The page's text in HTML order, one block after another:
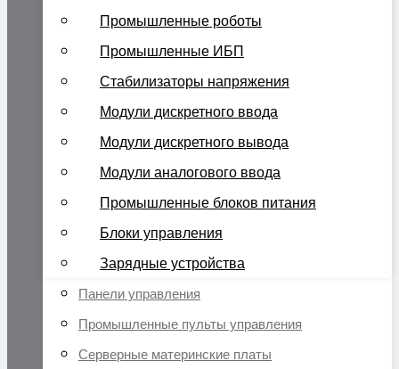
Промышленные роботы
Промышленные ИБП
Стабилизаторы напряжения
Модули дискретного ввода
Модули дискретного вывода
Модули аналогового ввода
Промышленные блоков питания
Блоки управления
Зарядные устройства
Панели управления
Промышленные пульты управления
Серверные материнские платы